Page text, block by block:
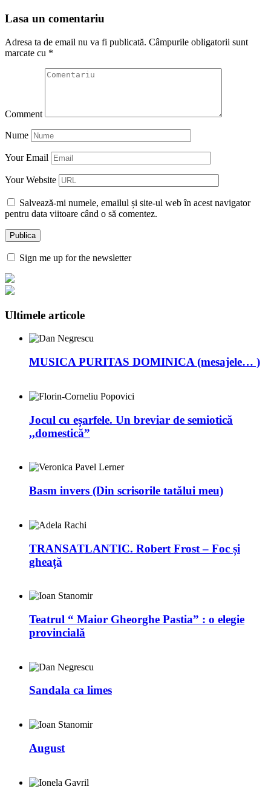
Lasa un comentariu
Adresa ta de email nu va fi publicată. Câmpurile obligatorii sunt
marcate cu *
Comment
Nume
Your Email
Your Website
Salvează-mi numele, emailul și site-ul web în acest navigator
pentru data viitoare când o să comentez.
Sign me up for the newsletter
Ultimele articole
MUSICA PURITAS DOMINICA (mesajele… )
Jocul cu eșarfele. Un breviar de semiotică
,,domestică”
Basm invers (Din scrisorile tatălui meu)
TRANSATLANTIC. Robert Frost – Foc și
gheață
Teatrul “ Maior Gheorghe Pastia” : o elegie
provincială
Sandala ca limes
August